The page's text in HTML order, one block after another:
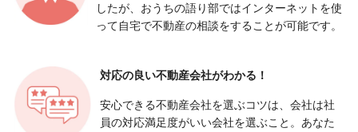
したが、おうちの語り部ではインターネットを使
って自宅で不動産の相談をすることが可能です。
対応の良い不動産会社がわかる！
安心できる不動産会社を選ぶコツは、会社は社
員の対応満足度がいい会社を選ぶこと。あなた